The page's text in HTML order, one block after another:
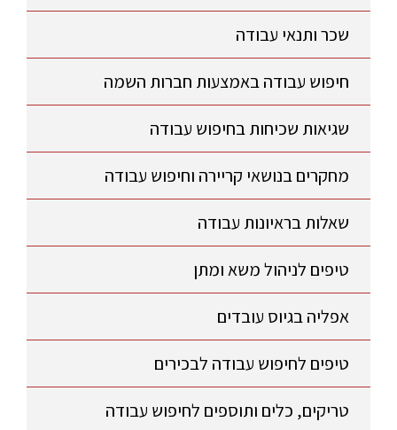
שכר ותנאי עבודה
חיפוש עבודה באמצעות חברות השמה
שגיאות שכיחות בחיפוש עבודה
מחקרים בנושאי קריירה וחיפוש עבודה
שאלות בראיונות עבודה
טיפים לניהול משא ומתן
אפליה בגיוס עובדים
טיפים לחיפוש עבודה לבכירים
טריקים, כלים ותוספים לחיפוש עבודה